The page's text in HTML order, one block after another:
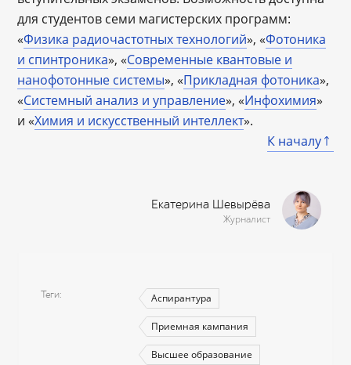
для студентов семи магистерских программ:
«Физика радиочастотных технологий», «Фотоника
и спинтроника», «Современные квантовые и
нанофотонные системы», «Прикладная фотоника»,
«Системный анализ и управление», «Инфохимия»
и «Химия и искусственный интеллект».
К началу
Екатерина Шевырёва
Журналист
Теги Аспирантура
Приемная кампания
Высшее образование